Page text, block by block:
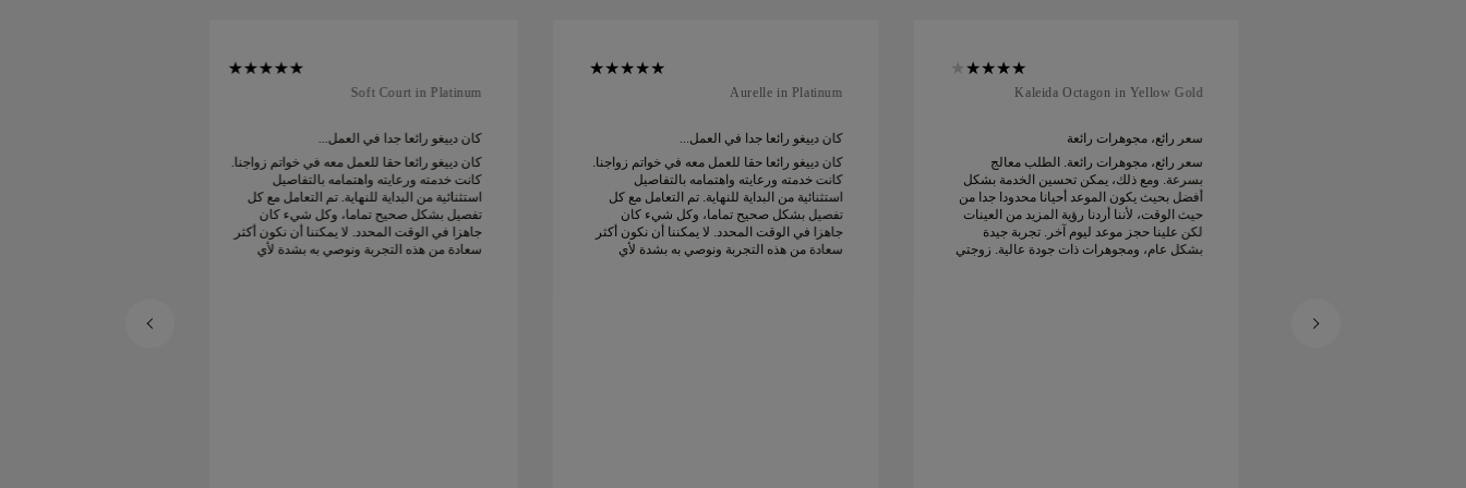
Kaleida Octagon in Yellow Gold
سعر رائع، مجوهرات رائعة
سعر رائع، مجوهرات رائعة. الطلب معالج
بسرعة. ومع ذلك، يمكن تحسين الخدمة بشكل
أفضل بحيث يكون الموعد أحيانا محدودا جدا من
حيث الوقت، لأننا أردنا رؤية المزيد من العينات
لكن علينا حجز موعد ليوم آخر. تجربة جيدة
بشكل عام، ومجوهرات ذات جودة عالية. زوجتي
Aurelle in Platinum
كان دييغو رائعا جدا في العمل...
كان دييغو رائعا حقا للعمل معه في خواتم زواجنا.
كانت خدمته ورعايته واهتمامه بالتفاصيل
استثنائية من البداية للنهاية. تم التعامل مع كل
تفصيل بشكل صحيح تماما، وكل شيء كان
جاهزا في الوقت المحدد. لا يمكننا أن نكون أكثر
سعادة من هذه التجربة ونوصي به بشدة لأي
Soft Court in Platinum
كان دييغو رائعا جدا في العمل...
كان دييغو رائعا حقا للعمل معه في خواتم زواجنا.
كانت خدمته ورعايته واهتمامه بالتفاصيل
استثنائية من البداية للنهاية. تم التعامل مع كل
تفصيل بشكل صحيح تماما، وكل شيء كان
جاهزا في الوقت المحدد. لا يمكننا أن نكون أكثر
سعادة من هذه التجربة ونوصي به بشدة لأي